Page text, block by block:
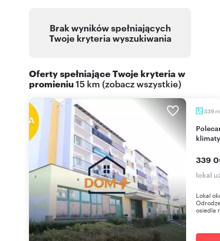
Brak wyników spełniających
Twoje kryteria wyszukiwania
Oferty spełniające Twoje kryteria w
promieniu15 km (zobacz wszystkie)
339 m
Polecam lokal użytkowy 339 m² z parkingiem i
339
lokal
Lokal
osiedla